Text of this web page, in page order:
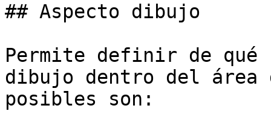
## Aspecto dibujo
Permite definir de
dibujo dentro del
posibles son: